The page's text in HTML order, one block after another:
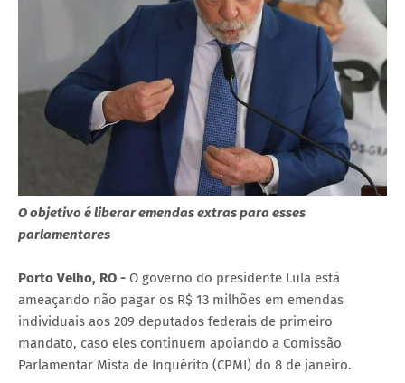
O objetivo é liberar emendas extras para esses
parlamentares
Porto Velho, RO - O governo do presidente Lula está
ameaçando não pagar os R$ 13 milhões em emendas
individuais aos 209 deputados federais de primeiro
mandato, caso eles continuem apoiando a Comissão
Parlamentar Mista de Inquérito (CPMI) do 8 de janeiro.